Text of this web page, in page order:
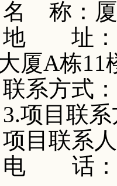
名
称：
地 址：
厦A栋11
联系方式
3.项目联
项目联系
电
话：